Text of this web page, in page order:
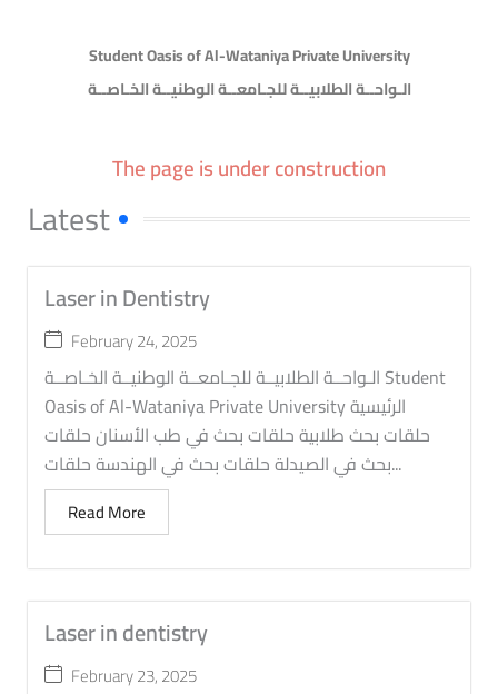
Student Oasis of Al-Wataniya Private University
الـواحــة الطلابيــة للجـامعــة الوطنيــة الخـاصــة
The page is under construction
Latest
Laser in Dentistry
February 24, 2025
الـواحــة الطلابيــة للجـامعــة الوطنيــة الخـاصــة Student
Oasis of Al-Wataniya Private University الرئيسية
حلقات بحث طلابية حلقات بحث في طب الأسنان حلقات
بحث في الصيدلة حلقات بحث في الهندسة حلقات...
Read More
Laser in dentistry
February 23, 2025